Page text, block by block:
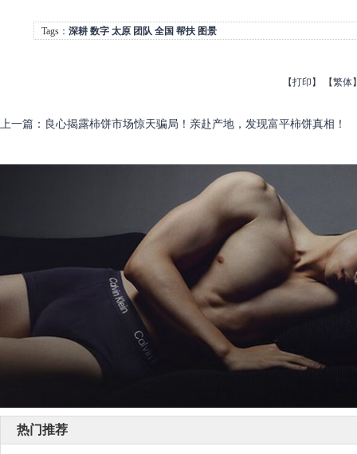
Tags： 深耕 数字 太原 团队 全国 帮扶 图景
【打印 】 【繁体
上一篇 ： 良心揭露柿饼市场惊天骗局！亲赴产地，发现富平柿饼真相！
热门推荐